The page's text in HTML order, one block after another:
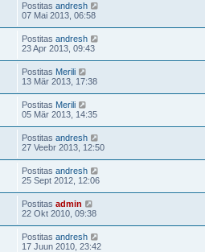
Postitas andresh
07 Mai 2013, 06:58
Postitas andresh
23 Apr 2013, 09:43
Postitas Merili
13 Mär 2013, 17:38
Postitas Merili
05 Mär 2013, 14:35
Postitas andresh
27 Veebr 2013, 12:50
Postitas andresh
25 Sept 2012, 12:06
Postitas admin
22 Okt 2010, 09:38
Postitas andresh
17 Juun 2010, 23:42